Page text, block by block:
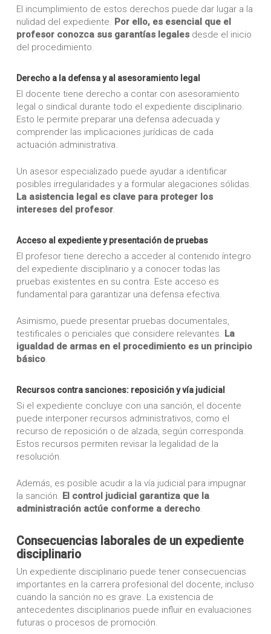
El incumplimiento de estos derechos puede dar lugar a la
nulidad del expediente. Por ello, es esencial que el
profesor conozca sus garantías legalesdesde el inicio
del procedimiento.
Derecho a la defensa y al asesoramiento legal
El docente tiene derecho a contar con asesoramiento
legal o sindical durante todo el expediente disciplinario.
Esto le permite preparar una defensa adecuada y
comprender las implicaciones jurídicas de cada
actuación administrativa.
Un asesor especializado puede ayudar a identificar
posibles irregularidades y a formular alegaciones sólidas.
La asistencia legal es clave para proteger los
intereses del profesor.
Acceso al expediente y presentación de pruebas
El profesor tiene derecho a acceder al contenido íntegro
del expediente disciplinario y a conocer todas las
pruebas existentes en su contra. Este acceso es
fundamental para garantizar una defensa efectiva.
Asimismo, puede presentar pruebas documentales,
testificales o periciales que considere relevantes. La
igualdad de armas en el procedimiento es un principio
básico.
Recursos contra sanciones: reposición y vía judicial
Si el expediente concluye con una sanción, el docente
puede interponer recursos administrativos, como el
recurso de reposición o de alzada, según corresponda.
Estos recursos permiten revisar la legalidad de la
resolución.
Además, es posible acudir a la vía judicial para impugnar
la sanción. El control judicial garantiza que la
administración actúe conforme a derecho.
Consecuencias laborales de un expediente
disciplinario
Un expediente disciplinario puede tener consecuencias
importantes en la carrera profesional del docente, incluso
cuando la sanción no es grave. La existencia de
antecedentes disciplinarios puede influir en evaluaciones
futuras o procesos de promoción.